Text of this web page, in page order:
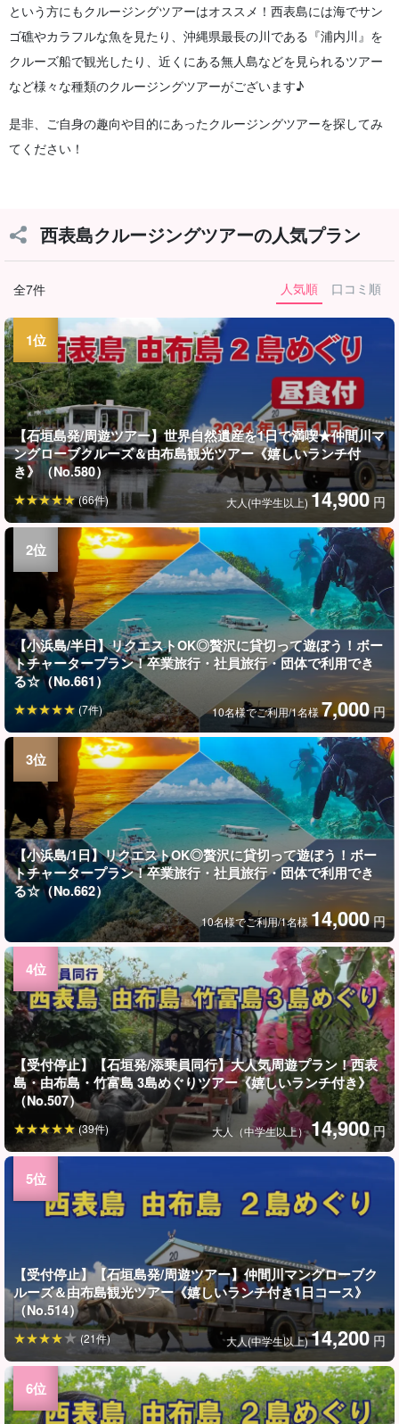
という方にもクルージングツアーはオススメ！西表島には海でサン
ゴ礁やカラフルな魚を見たり、沖縄県最長の川である『浦内川』を
クルーズ船で観光したり、近くにある無人島などを見られるツアー
など様々な種類のクルージングツアーがございます♪
是非、ご自身の趣向や目的にあったクルージングツアーを探してみ
てください！
西表島クルージングツアーの人気プラン
全7件 人気順 口コミ順
【石垣島発/周遊ツアー】世界自然遺産を1日で満喫★仲間川マ
ングローブクルーズ＆由布島観光ツアー《嬉しいランチ付
き》（No.580）
大人(中学生以上) 14,900 円
(66件)
【小浜島/半日】リクエストOK◎贅沢に貸切って遊ぼう！ボー
トチャータープラン！卒業旅行・社員旅行・団体で利用でき
る☆（No.661）
10名様でご利用/1名様7,000 円
(7件)
【小浜島/1日】リクエストOK◎贅沢に貸切って遊ぼう！ボー
トチャータープラン！卒業旅行・社員旅行・団体で利用でき
る☆（No.662）
10名様でご利用/1名様14,000 円
【受付停止】【石垣発/添乗員同行】大人気周遊プラン！西表
島・由布島・竹富島 3島めぐりツアー《嬉しいランチ付き》
（No.507）
大人（中学生以上）14,900 円
(39件)
【受付停止】【石垣島発/周遊ツアー】仲間川マングローブク
ルーズ＆由布島観光ツアー《嬉しいランチ付き1日コース》
（No.514）
大人(中学生以上)14,200 円
(21件)